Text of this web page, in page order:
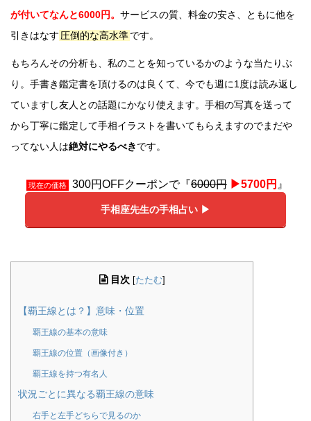
が付いてなんと6000円。 サービスの質、料金の安さ、ともに他を
引きはなす 圧倒的な高水準です。
もちろんその分析も、私のことを知っているかのような当たりぶ
り。手書き鑑定書を頂けるのは良くて、今でも週に1度は読み返し
ていますし友人との話題にかなり使えます。手相の写真を送って
から丁寧に鑑定して手相イラストを書いてもらえますのでまだや
ってない人は絶対にやるべきです。
現在の価格 300円OFFクーポンで『6000円 ▶︎5700円 』
手相座先生の手相占い ▶︎
目次 [たたむ]
【覇王線とは？】意味・位置
覇王線の基本の意味
覇王線の位置（画像付き）
覇王線を持つ有名人
状況ごとに異なる覇王線の意味
右手と左手どちらで見るのか